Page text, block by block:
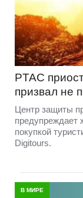
PTAC
призвал не
Центр защиты
предупреждает
покупкой
Digitours.
В МИРЕ